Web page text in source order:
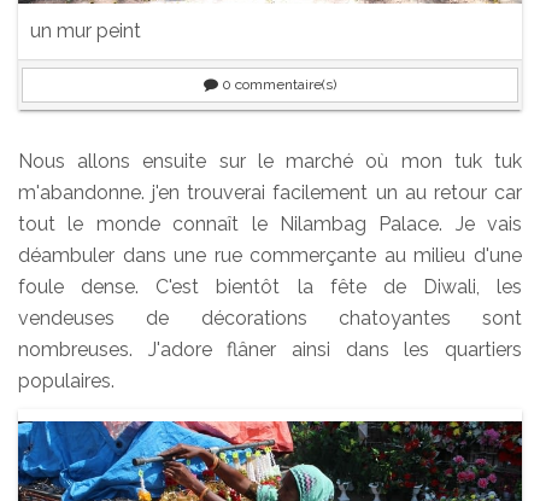
un mur peint
0 commentaire(s)
Nous allons ensuite sur le marché où mon tuk tuk
m'abandonne. j'en trouverai facilement un au retour car
tout le monde connaît le Nilambag Palace. Je vais
déambuler dans une rue commerçante au milieu d'une
foule dense. C'est bientôt la fête de Diwali, les
vendeuses de décorations chatoyantes sont
nombreuses. J'adore flâner ainsi dans les quartiers
populaires.